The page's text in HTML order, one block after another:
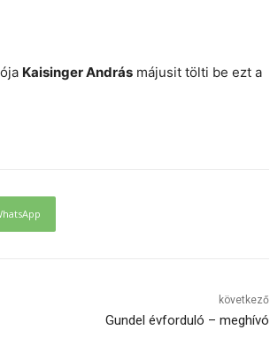
Kaisinger András májusit tölti be ezt a
következő
Gundel évforduló – meghívó